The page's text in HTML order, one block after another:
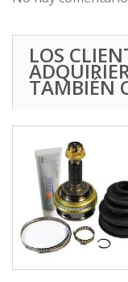
LOS
TAMBIÉN